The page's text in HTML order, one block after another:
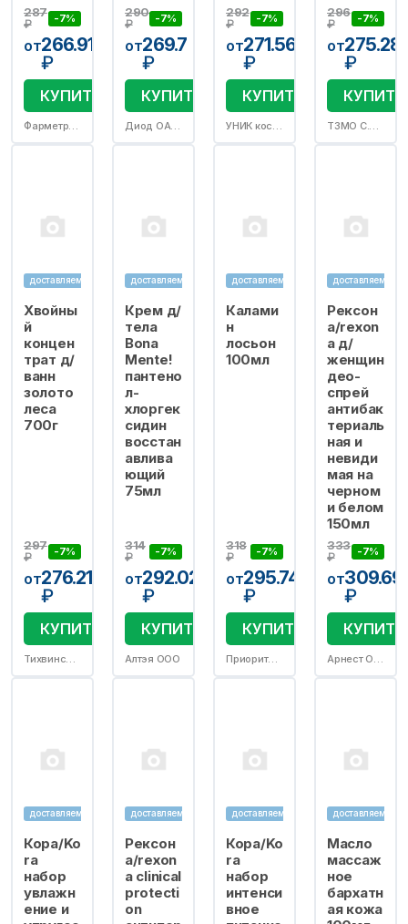
287
₽
-7%
от266.91
₽
КУПИТЬ
Фарметрикс ООО
290
₽
-7%
от269.7
₽
КУПИТЬ
Диод ОАО/Астера ЗАО
292
₽
-7%
от271.56
₽
КУПИТЬ
УНИК косметик ООО
296
₽
-7%
от275.28
₽
КУПИТЬ
ТЗМО С.А.(Торунский ЗД)
доставляем
Хвойны
й
концен
трат д/
ванн
золото
леса
700г
297
₽
-7%
от276.21
₽
КУПИТЬ
Тихвинский лесохимический завод
доставляем
Крем д/
тела
Bona
Mente!
пантено
л-
хлоргек
сидин
восстан
авлива
ющий
75мл
314
₽
-7%
от292.02
₽
КУПИТЬ
Алтэя ООО
доставляем
Калами
н
лосьон
100мл
318
₽
-7%
от295.74
₽
КУПИТЬ
Приоритет ООО
доставляем
Рексон
а/rexon
a д/
женщин
део-
спрей
антибак
териаль
ная и
невиди
мая на
черном
и белом
150мл
333
₽
-7%
от309.69
₽
КУПИТЬ
Арнест ОАО
доставляем
Кора/Ko
ra
набор
увлажн
ение и
доставляем
Рексон
а/rexon
a clinical
protecti
on
доставляем
Кора/Ko
ra
набор
интенси
вное
доставляем
Масло
массаж
ное
бархатн
ая кожа